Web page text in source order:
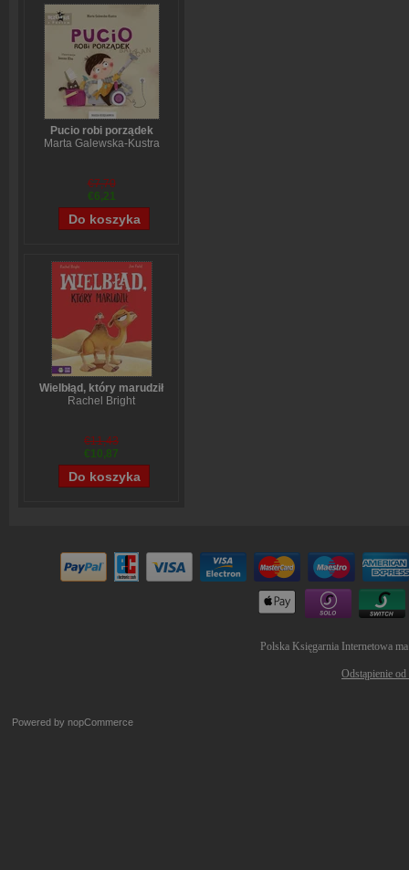
Pucio robi porządek
Marta Galewska-Kustra
€7,70
€6,21
Wielbłąd, który marudził
Rachel Bright
€11,43
€10,87
Polska Księgarnia Internetowa
Odstąpienie
Powered by nopCommerce